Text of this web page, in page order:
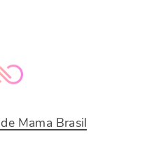
Mama Brasil